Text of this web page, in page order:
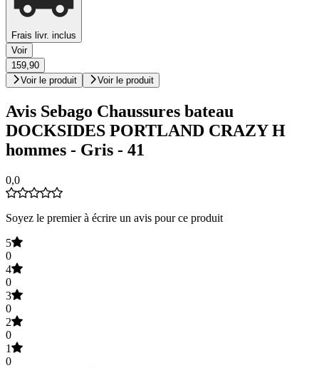
Frais livr. inclus
Voir
159,90
Voir le produit
Voir le produit
Avis Sebago Chaussures bateau
DOCKSIDES PORTLAND CRAZY H
hommes - Gris - 41
0,0
Soyez le premier à écrire un avis pour ce produit
5
0
4
0
3
0
2
0
1
0